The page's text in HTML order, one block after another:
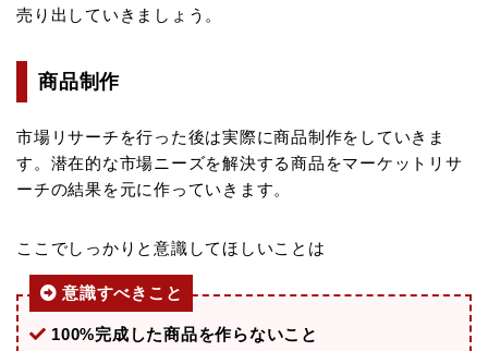
売り出していきましょう。
商品制作
市場リサーチを行った後は実際に商品制作をしていきま
す。潜在的な市場ニーズを解決する商品をマーケットリサ
ーチの結果を元に作っていきます。
ここでしっかりと意識してほしいことは
意識すべきこと
100%完成した商品を作らないこと